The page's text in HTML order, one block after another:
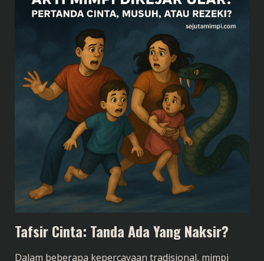
Tafsir Cinta: Tanda Ada Yang Naksir?
Dalam beberapa kepercayaan tradisional, mimpi